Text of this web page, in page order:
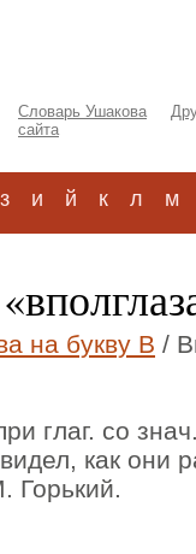
Словарь Ушакова
сайта
з и й к л м
на букву В /
глаг. со
как они
Горький.